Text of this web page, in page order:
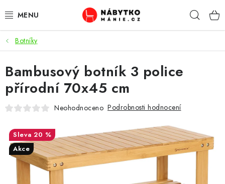
na
OBÝVACÍ POKOJ
KUCHYŇ A JÍDELNA
LOŽNICE
KANCELÁŘ / PRACOVNA
KOUPELNA A WC
Botníky
Bambusový botník 3 police
přírodní 70x45 cm
Neohodnoceno Podrobnosti hodnocení
20 %
Akce